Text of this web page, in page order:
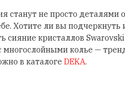
станут не просто деталями
Хотите ли вы подчеркнуть
сияние кристаллов
многослойными колье —
в каталоге DEKA.